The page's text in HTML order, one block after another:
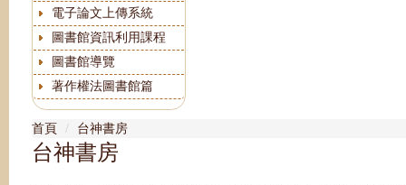
電子論文上傳系統
圖書館資訊利用課程
圖書館導覽
著作權法圖書館篇
首頁 台神書房
台神書房